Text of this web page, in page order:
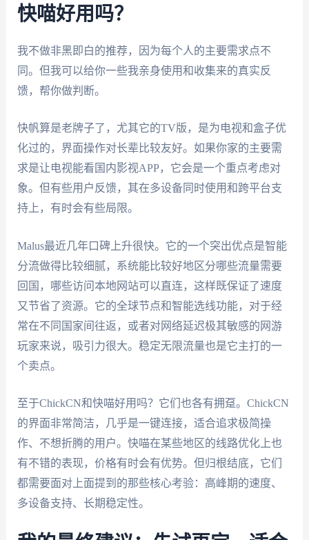
快喵好用吗？
我不做非黑即白的推荐，因为每个人的主要需求点不
同。但我可以给你一些我亲身使用和收集来的真实反
馈，帮你做判断。
快帆算是老牌子了，尤其它的TV版，是为电视和盒子优
化过的，界面操作对长辈比较友好。如果你家的主要需
求是让电视能看国内影视APP，它会是一个重点考虑对
象。但有些用户反馈，其在多设备同时使用和跨平台支
持上，有时会有些局限。
Malus最近几年口碑上升很快。它的一个突出优点是智能
分流做得比较细腻，系统能比较好地区分哪些流量需要
回国，哪些访问本地网站可以直连，这样既保证了速度
又节省了资源。它的全球节点和智能选线功能，对于经
常在不同国家间往返，或者对网络延迟极其敏感的网游
玩家来说，吸引力很大。稳定无限流量也是它主打的一
个卖点。
至于ChickCN和快喵好用吗？它们也各有拥趸。ChickCN
的界面非常简洁，几乎是一键连接，适合追求极简操
作、不想折腾的用户。快喵在某些地区的线路优化上也
有不错的表现，价格有时会有优势。但归根结底，它们
都需要面对上面提到的那些核心考验：高峰期的速度、
多设备支持、长期稳定性。